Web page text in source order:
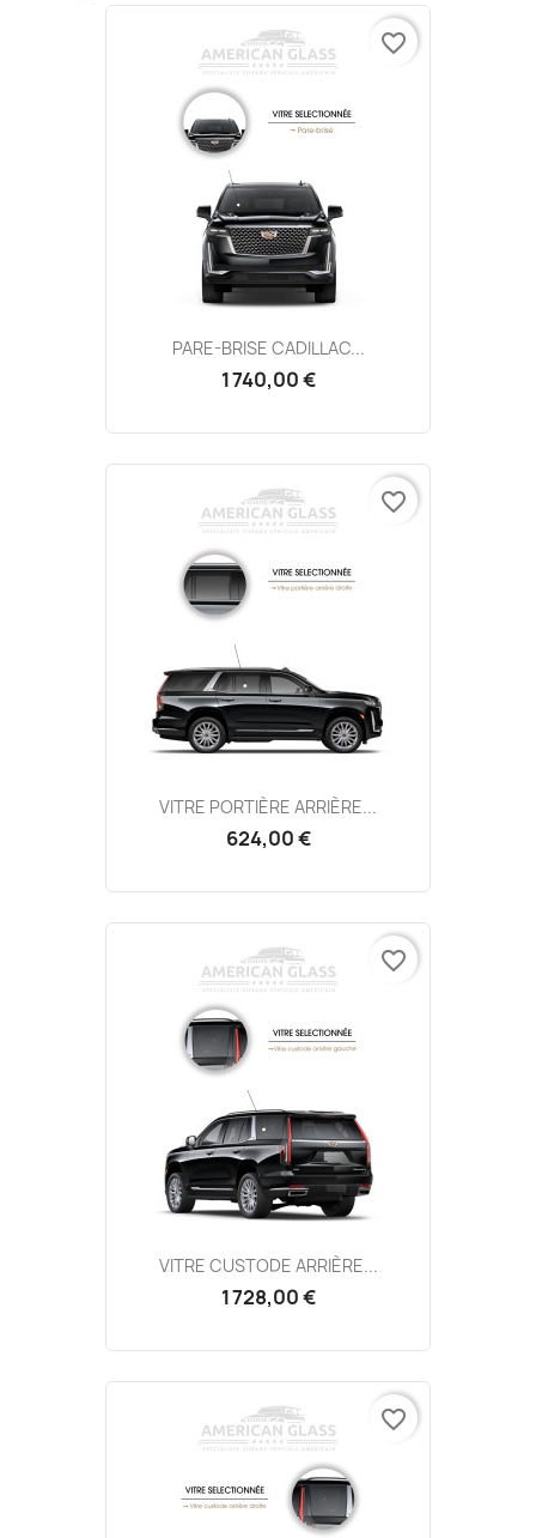
PARE-BRISE CADILLAC...
1 740,00 €
favorite_border
VITRE PORTIÈRE ARRIÈRE...
624,00 €
favorite_border
VITRE CUSTODE ARRIÈRE...
1 728,00 €
favorite_border
favorite_border